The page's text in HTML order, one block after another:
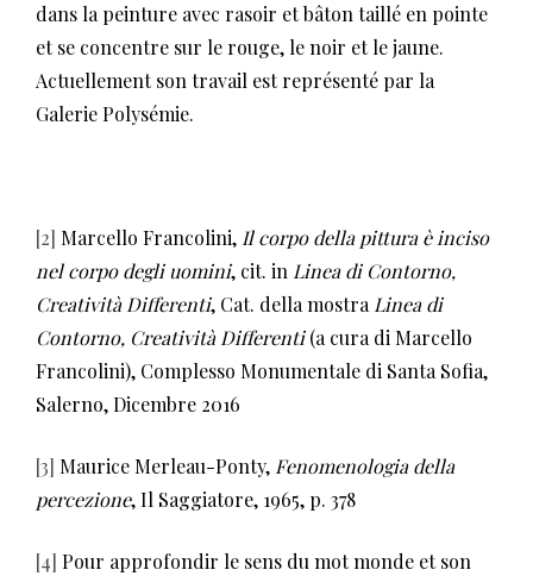
dans la peinture avec rasoir et bâton taillé en pointe
et se concentre sur le rouge, le noir et le jaune.
Actuellement son travail est représenté par la
Galerie Polysémie.
[2] Marcello Francolini, Il corpo della pittura è inciso
nel corpo degli uomini, cit. in Linea di Contorno,
Creatività Differenti, Cat. della mostraLinea di
Contorno, Creatività Differenti(a cura di Marcello
Francolini), Complesso Monumentale di Santa Sofia,
Salerno, Dicembre 2016
[3] Maurice Merleau-Ponty, Fenomenologia della
percezione, Il Saggiatore, 1965, p. 378
[4] Pour approfondir le sens du mot monde et son